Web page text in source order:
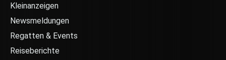
Kleinanzeigen
Newsmeldungen
Regatten & Events
Reiseberichte